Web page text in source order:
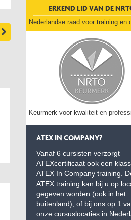
ERKEND LID VAN DE
Nederlandse raad voor training en
Keurmerk voor kwaliteit en
ATEX IN COMPANY?
Vanaf 6 cursisten verzorgt
ATEXcertificaat ook een
ATEX In Company training.
ATEX training kan bij u op
gegeven worden (ook in het
buitenland), of bij ons op 1
onze cursuslocaties in